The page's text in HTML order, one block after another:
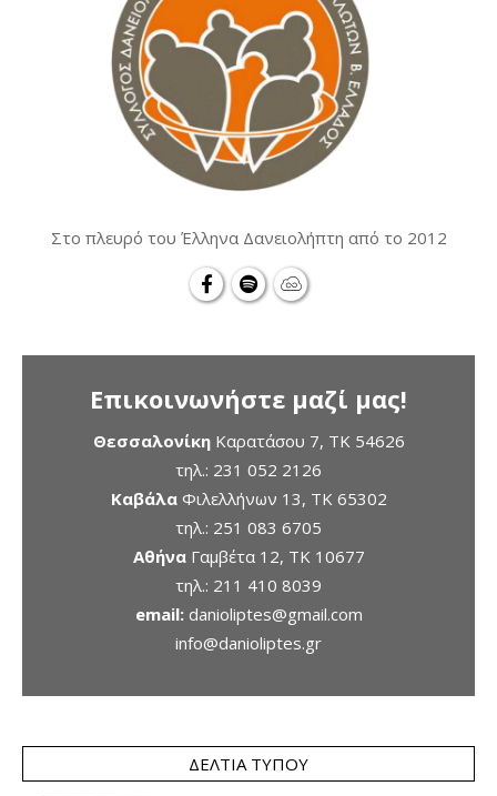
Στο πλευρό του Έλληνα Δανειολήπτη από το 2012
Επικοινωνήστε μαζί μας!
ΘεσσαλονίκηΚαρατάσου 7, TK 54626
τηλ.: 231 052 2126
ΚαβάλαΦιλελλήνων 13, ΤΚ 65302
τηλ.: 251 083 6705
ΑθήναΓαμβέτα 12, ΤΚ 10677
τηλ.: 211 410 8039
email: danioliptes@gmail.com
info@danioliptes.gr
ΔΕΛΤΊΑ ΤΎΠΟΥ